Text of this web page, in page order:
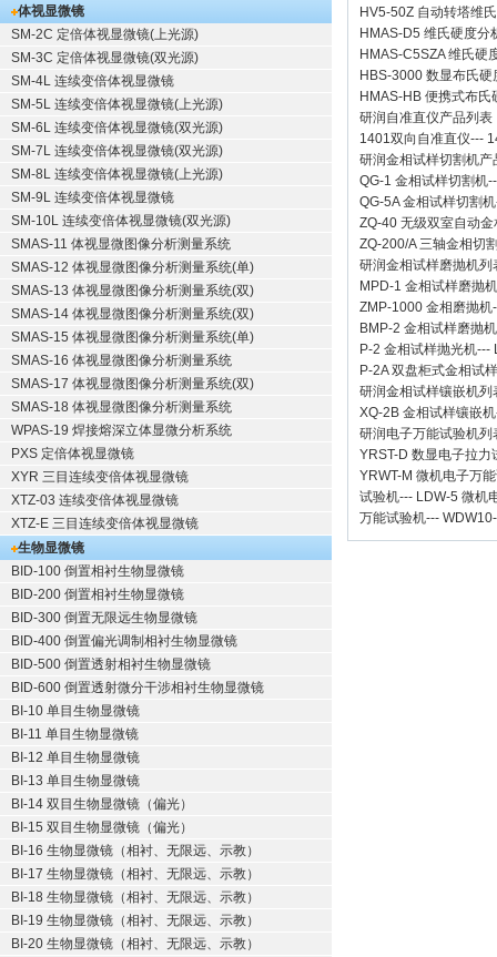
体视显微镜
SM-2C 定倍体视显微镜(上光源)
SM-3C 定倍体视显微镜(双光源)
SM-4L 连续变倍体视显微镜
SM-5L 连续变倍体视显微镜(上光源)
SM-6L 连续变倍体视显微镜(双光源)
SM-7L 连续变倍体视显微镜(双光源)
SM-8L 连续变倍体视显微镜(上光源)
SM-9L 连续变倍体视显微镜
SM-10L 连续变倍体视显微镜(双光源)
SMAS-11 体视显微图像分析测量系统
SMAS-12 体视显微图像分析测量系统(单)
SMAS-13 体视显微图像分析测量系统(双)
SMAS-14 体视显微图像分析测量系统(双)
SMAS-15 体视显微图像分析测量系统(单)
SMAS-16 体视显微图像分析测量系统
SMAS-17 体视显微图像分析测量系统(双)
SMAS-18 体视显微图像分析测量系统
WPAS-19 焊接熔深立体显微分析系统
PXS 定倍体视显微镜
XYR 三目连续变倍体视显微镜
XTZ-03 连续变倍体视显微镜
XTZ-E 三目连续变倍体视显微镜
生物显微镜
BID-100 倒置相衬生物显微镜
BID-200 倒置相衬生物显微镜
BID-300 倒置无限远生物显微镜
BID-400 倒置偏光调制相衬生物显微镜
BID-500 倒置透射相衬生物显微镜
BID-600 倒置透射微分干涉相衬生物显微镜
BI-10 单目生物显微镜
BI-11 单目生物显微镜
BI-12 单目生物显微镜
BI-13 单目生物显微镜
BI-14 双目生物显微镜（偏光）
BI-15 双目生物显微镜（偏光）
BI-16 生物显微镜（相衬、无限远、示教）
BI-17 生物显微镜（相衬、无限远、示教）
BI-18 生物显微镜（相衬、无限远、示教）
BI-19 生物显微镜（相衬、无限远、示教）
BI-20 生物显微镜（相衬、无限远、示教）
HV5-50Z 自动转塔维
HMAS-D5 维氏硬度分
HMAS-C5SZA 维氏硬
HBS-3000 数显布氏硬
HMAS-HB 便携式布氏
研润自准直仪产品列表
1401双向自准直仪---
研润金相试样切割机产
QG-1 金相试样切割机
QG-5A 金相试样切割机
ZQ-40 无级双室自动金
ZQ-200/A 三轴金相切
研润金相试样磨抛机列
MPD-1 金相试样磨抛机
ZMP-1000 金相磨抛机
BMP-2 金相试样磨抛机
P-2 金相试样抛光机---
P-2A 双盘柜式金相试
研润金相试样镶嵌机列
XQ-2B 金相试样镶嵌机
研润电子万能试验机列
YRST-D 数显电子拉力
YRWT-M 微机电子万
试验机--- LDW-5 微机
万能试验机---